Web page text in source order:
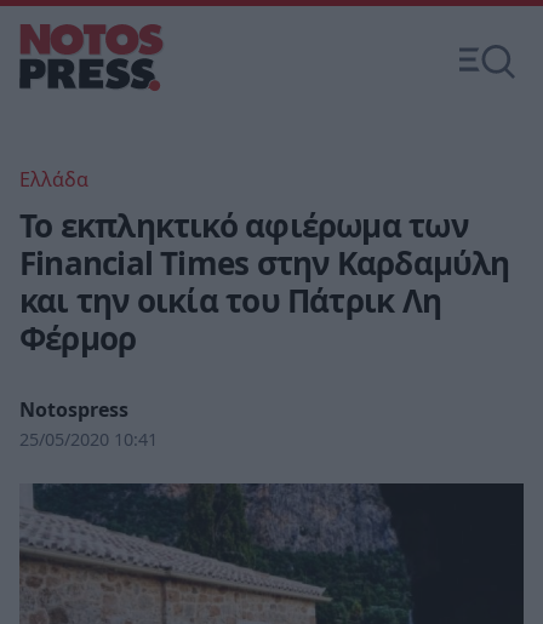
Ελλάδα
Το εκπληκτικό αφιέρωμα των
Financial Times στην Καρδαμύλη
και την οικία του Πάτρικ Λη
Φέρμορ
Notospress
25/05/2020 10:41